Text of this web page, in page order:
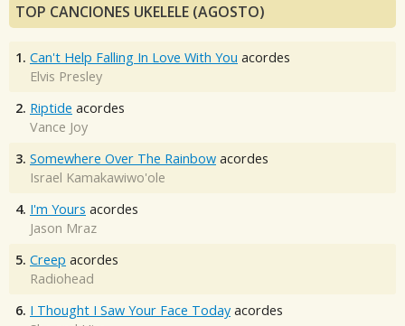
TOP CANCIONES UKELELE (AGOSTO)
1. Can't Help Falling In Love With You acordes
Elvis Presley
2. Riptide acordes
Vance Joy
3. Somewhere Over The Rainbow acordes
Israel Kamakawiwo'ole
4. I'm Yours acordes
Jason Mraz
5. Creep acordes
Radiohead
6. I Thought I Saw Your Face Today acordes